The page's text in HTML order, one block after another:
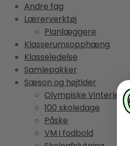
Andre fag
Lærerverktøj
Planlæggere
Klasserumsopphæng
Klasseledelse
Samlepakker
Sæson og højtider
Olympiske Vinterlege
100 skoledage
Påske
VM i fodbold